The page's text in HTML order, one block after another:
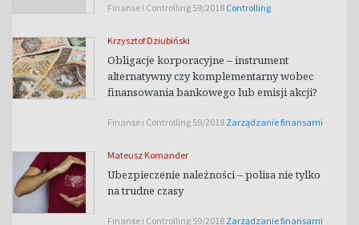
Finanse i Controlling 59/2018 Controlling
Krzysztof Dziubiński
Obligacje korporacyjne – instrument
alternatywny czy komplementarny wobec
finansowania bankowego lub emisji akcji?
Finanse i Controlling 59/2018 Zarządzanie finansami
Mateusz Komander
Ubezpieczenie należności – polisa nie tylko
na trudne czasy
Finanse i Controlling 59/2018 Zarządzanie finansami